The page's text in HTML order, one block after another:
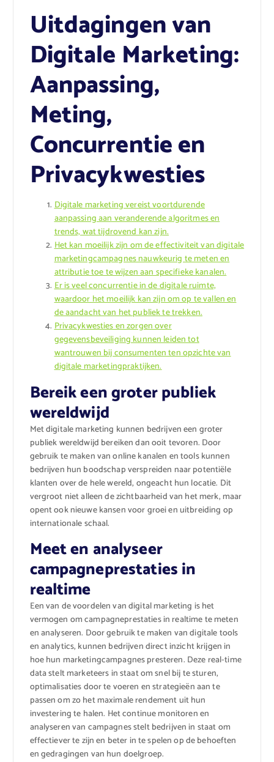
Uitdagingen van
Digitale Marketing:
Aanpassing,
Meting,
Concurrentie en
Privacykwesties
Digitale marketing vereist voortdurende
aanpassing aan veranderende algoritmes en
trends, wat tijdrovend kan zijn.
Het kan moeilijk zijn om de effectiviteit van digitale
marketingcampagnes nauwkeurig te meten en
attributie toe te wijzen aan specifieke kanalen.
Er is veel concurrentie in de digitale ruimte,
waardoor het moeilijk kan zijn om op te vallen en
de aandacht van het publiek te trekken.
Privacykwesties en zorgen over
gegevensbeveiliging kunnen leiden tot
wantrouwen bij consumenten ten opzichte van
digitale marketingpraktijken.
Bereik een groter publiek
wereldwijd
Met digitale marketing kunnen bedrijven een groter
publiek wereldwijd bereiken dan ooit tevoren. Door
gebruik te maken van online kanalen en tools kunnen
bedrijven hun boodschap verspreiden naar potentiële
klanten over de hele wereld, ongeacht hun locatie. Dit
vergroot niet alleen de zichtbaarheid van het merk, maar
opent ook nieuwe kansen voor groei en uitbreiding op
internationale schaal.
Meet en analyseer
campagneprestaties in
realtime
Een van de voordelen van digital marketing is het
vermogen om campagneprestaties in realtime te meten
en analyseren. Door gebruik te maken van digitale tools
en analytics, kunnen bedrijven direct inzicht krijgen in
hoe hun marketingcampagnes presteren. Deze real-time
data stelt marketeers in staat om snel bij te sturen,
optimalisaties door te voeren en strategieën aan te
passen om zo het maximale rendement uit hun
investering te halen. Het continue monitoren en
analyseren van campagnes stelt bedrijven in staat om
effectiever te zijn en beter in te spelen op de behoeften
en gedragingen van hun doelgroep.